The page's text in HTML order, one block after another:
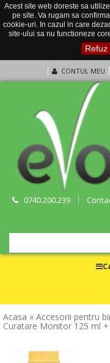
Acest site web doreste sa
pe site. Va rugam sa
cookie-uri. In cazul in care
site-ului sa nu functioneze
Refuz
CONTUL MEU
0740.200.239
Acasa » Accesorii pentru
Curatare Monitor 125 ml